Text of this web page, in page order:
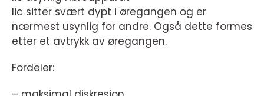
Iic sitter svært dypt i øregangen og er
nærmest usynlig for andre. Også dette formes
etter et avtrykk av øregangen.
Fordeler: